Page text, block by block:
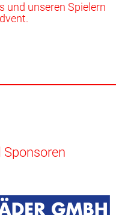
und unseren Spielern
Sponsoren